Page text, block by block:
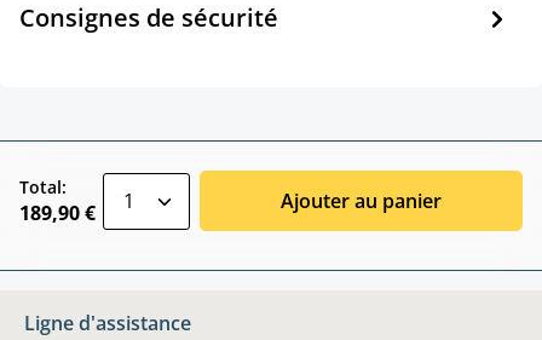
Consignes de sécurité
Total:
189,90 € Ajouter au panier
Ligne d'assistance